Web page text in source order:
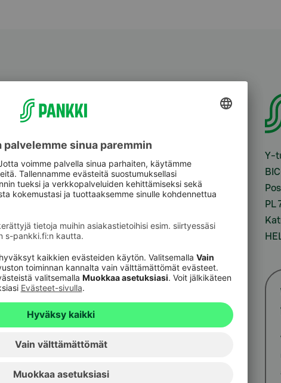
24h
Oikopolut
Tarkista
verkkopankkitunnuksesi
Tule asiakkaaksi
Palveluhinnasto
Usein kysyttyä
Turvallinen pankkiasiointi
Rahastojen arvot
Tiedotteet
Y-
PL